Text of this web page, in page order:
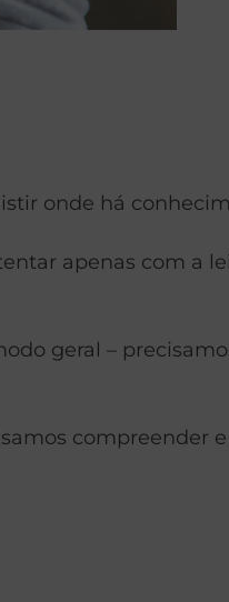
onde há
apenas com a
geral –
compreender